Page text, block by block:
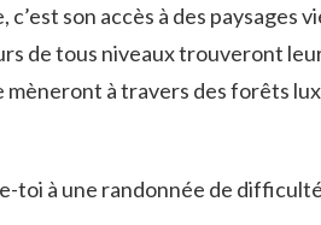
c’est son accès à des paysages
de tous niveaux trouveront
à travers des forêts
toi à une randonnée de